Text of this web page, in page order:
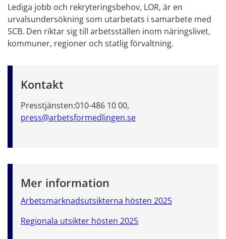
Lediga jobb och rekryteringsbehov, LOR, är en
urvalsundersökning som utarbetats i samarbete med
SCB. Den riktar sig till arbetsställen inom näringslivet,
kommuner, regioner och statlig förvaltning.
Kontakt
Presstjänsten:010-486 10 00,
press@arbetsformedlingen.se
Mer information
Arbetsmarknadsutsikterna hösten 2025
Regionala utsikter hösten 2025